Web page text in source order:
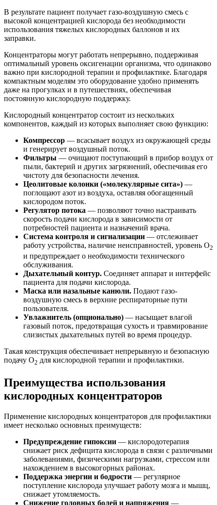
В результате пациент получает газо-воздушную смесь с
высокой концентрацией кислорода без необходимости
использования тяжелых кислородных баллонов и их
заправки.
Концентраторы могут работать непрерывно, поддерживая
оптимальный уровень оксигенации организма, что одинаково
важно при кислородной терапии и профилактике. Благодаря
компактным моделям это оборудование удобно применять
даже на прогулках и в путешествиях, обеспечивая
постоянную кислородную поддержку.
Кислородный концентратор состоит из нескольких
компонентов, каждый из которых выполняет свою функцию:
Компрессор — всасывает воздух из окружающей среды
и генерирует воздушный поток.
Фильтры — очищают поступающий в прибор воздух от
пыли, бактерий и других загрязнений, обеспечивая его
чистоту для безопасности лечения.
Цеолитовые колонки («молекулярные сита») —
поглощают азот из воздуха, оставляя обогащенный
кислородом поток.
Регулятор потока — позволяют точно настраивать
скорость подачи кислорода в зависимости от
потребностей пациента и назначений врача.
Система контроля и сигнализации — отслеживает
работу устройства, наличие неисправностей, уровень О2
и предупреждает о необходимости технического
обслуживания.
Дыхательный контур. Соединяет аппарат и интерфейс
пациента для подачи кислорода.
Маска или назальные канюли. Подают газо-
воздушную смесь в верхние респираторные пути
пользователя.
Увлажнитель (опционально) — насыщает влагой
газовый поток, предотвращая сухость и травмирование
слизистых дыхательных путей во время процедур.
Такая конструкция обеспечивает непрерывную и безопасную
подачу О2 для кислородной терапии и профилактики.
Преимущества использования
кислородных концентраторов
Применение кислородных концентраторов для профилактики
имеет несколько основных преимуществ:
Предупреждение гипоксии — кислородотерапия
снижает риск дефицита кислорода в связи с различными
заболеваниями, физическими нагрузками, стрессом или
нахождением в высокогорных районах.
Поддержка энергии и бодрости — регулярное
поступление кислорода улучшает работу мозга и мышц,
снижает утомляемость.
Снижение головных болей и напряжения —